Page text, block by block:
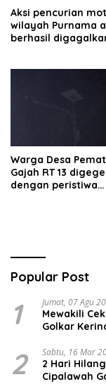
Aksi pencurian
wilayah Purnama
berhasil
Warga Desa
Gajah RT 13
dengan peristiwa
Popular Post
1 Jumat, 07 Agu
Mewakili
Golkar
2 Sabtu, 16 Mar
2 Hari
Cipalawah